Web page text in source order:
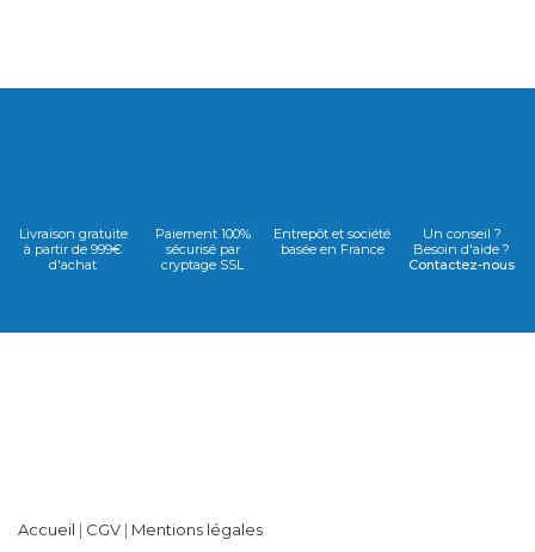
Livraison gratuite
à partir de 999€
d'achat
Paiement 100%
sécurisé par
cryptage SSL
Entrepôt et société
basée en France
Un conseil ?
Besoin d'aide ?
Contactez-nous
Accueil | CGV | Mentions légales